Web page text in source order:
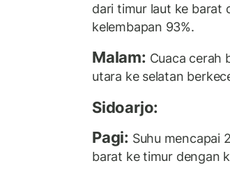
dari timur laut ke barat
kelembapan 93%.
Malam: Cuaca cerah
utara ke selatan
Sidoarjo:
Pagi: Suhu mencapai
barat ke timur dengan